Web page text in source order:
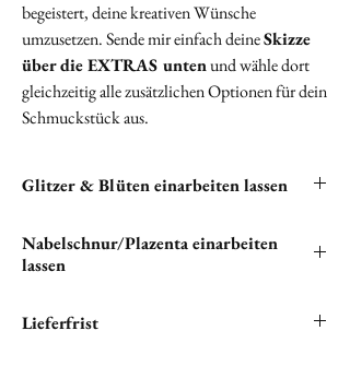
begeistert, deine kreativen Wünsche
umzusetzen. Sende mir einfach deineSkizze
über die EXTRAS untenund wähle dort
gleichzeitig alle zusätzlichen Optionen für dein
Schmuckstück aus.
Glitzer & Blüten einarbeiten lassen
deine Halskette einarbeiten zu lassen. Bitte
klicken unten auf "
Nabelschnur/Plazenta einarbeiten
lassen
deinem einzigartigen Schmuckstück verewigen
Lieferfrist